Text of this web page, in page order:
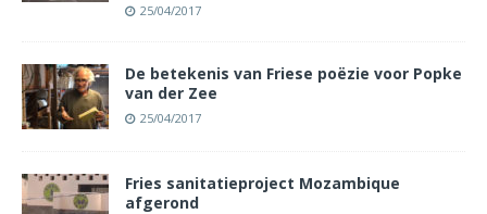
25/04/2017
De betekenis van Friese poëzie voor Popke
van der Zee
25/04/2017
Fries sanitatieproject Mozambique
afgerond